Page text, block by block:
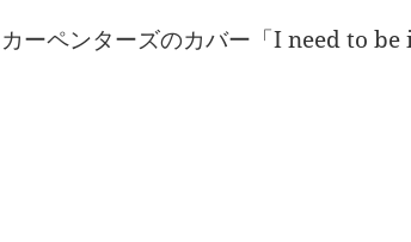
カーペンターズのカバー「I need to